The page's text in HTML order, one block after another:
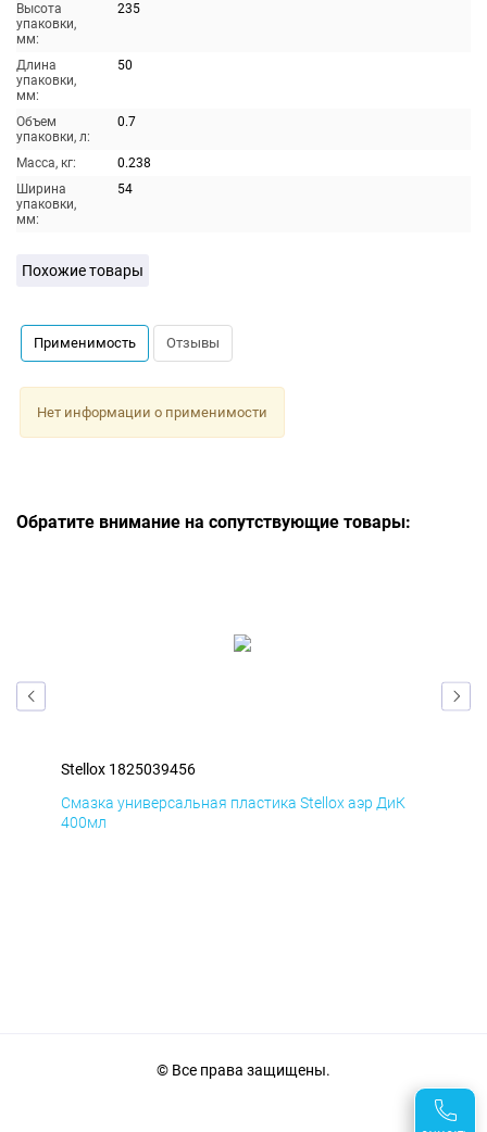
Высота
упаковки,
мм:
235
Длина
упаковки,
мм:
50
Объем
упаковки, л:
0.7
Масса, кг:
0.238
Ширина
упаковки,
мм:
54
Похожие товары
Применимость Отзывы
Нет информации о применимости
Обратите внимание на сопутствующие товары:
Stellox 1825039456
Смазка универсальная пластика Stellox аэр ДиК
400мл
© Все права защищены.